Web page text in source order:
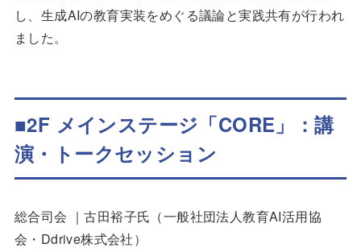
し、生成AIの教育実装をめぐる議論と実践共有が行われ
ました。
■2F メインステージ「CORE」：講
演・トークセッション
総合司会 ｜古田裕子氏（一般社団法人教育AI活用協
会・Ddrive株式会社）